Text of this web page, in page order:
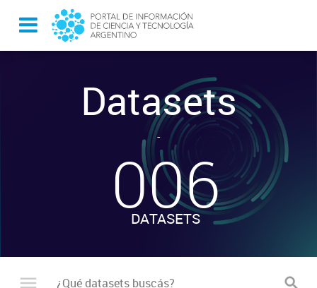
Datasets
-
006
DATASETS